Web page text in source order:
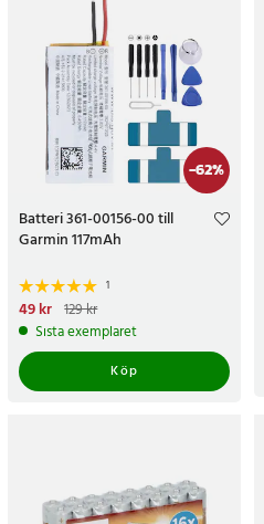
-62%
Batteri 361-00156-00 till
Garmin 117mAh
1
Nuvarande pris
pris:129 kr
49 kr 129 kr
Sista exemplaret
Köp